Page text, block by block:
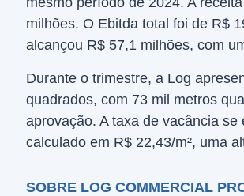
milhões. O Ebitda total foi de R$
alcançou R$ 57,1 milhões, com
Durante o trimestre, a Log
quadrados, com 73 mil metros
aprovação. A taxa de vacância
calculado em R$ 22,43/m², uma
SOBRE LOG COMMERCIAL